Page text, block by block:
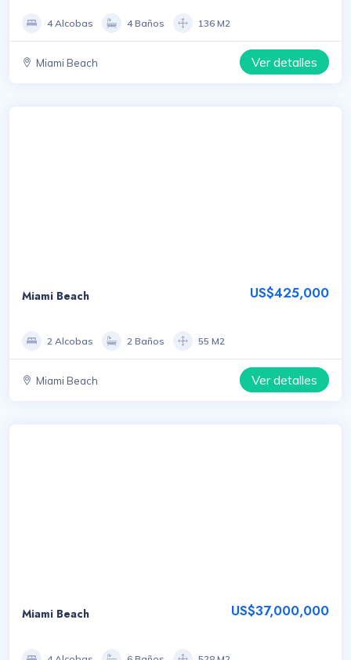
4 Alcobas 4 Baños 136 M2
Miami Beach Ver detalles
Miami Beach US$425,000
2 Alcobas 2 Baños 55 M2
Miami Beach Ver detalles
Miami Beach US$37,000,000